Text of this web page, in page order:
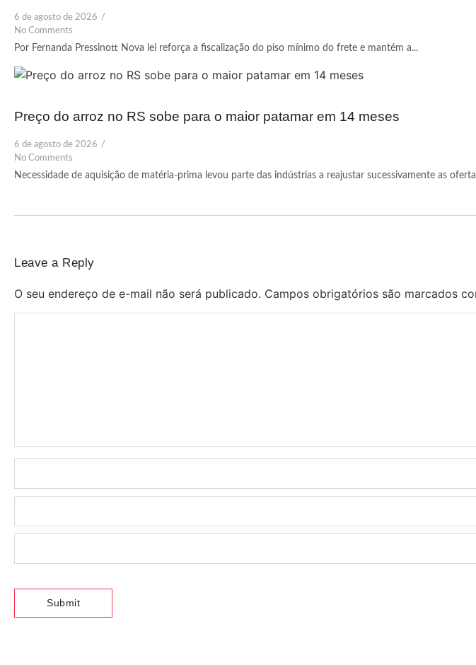
6 de agosto de 2026 /
No Comments
Por Fernanda Pressinott Nova lei reforça a fiscalização do piso mínimo do frete e mantém a...
Preço do arroz no RS sobe para o maior patamar em 14 meses
6 de agosto de 2026 /
No Comments
Necessidade de aquisição de matéria-prima levou parte das indústrias a reajustar sucessivamente as
Leave a Reply
O seu endereço de e-mail não será publicado. Campos obrigatórios são marcados